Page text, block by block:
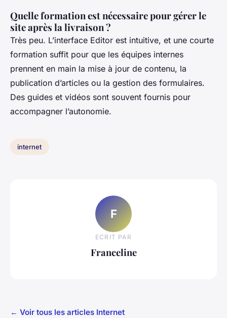
Quelle formation est nécessaire pour gérer le
site après la livraison ?
Très peu. L’interface Editor est intuitive, et une courte
formation suffit pour que les équipes internes
prennent en main la mise à jour de contenu, la
publication d’articles ou la gestion des formulaires.
Des guides et vidéos sont souvent fournis pour
accompagner l’autonomie.
internet
F
ECRIT PAR
Franceline
← Voir tous les articles Internet